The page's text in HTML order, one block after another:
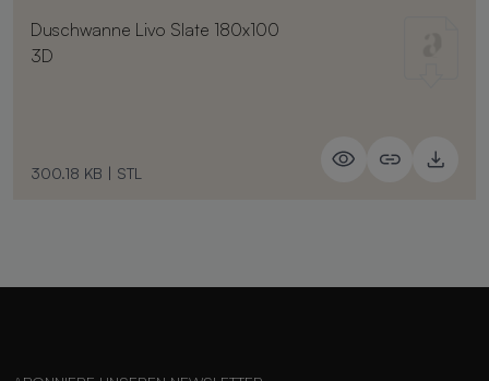
Duschwanne Livo Slate 180x100
3D
300.18 KB | STL